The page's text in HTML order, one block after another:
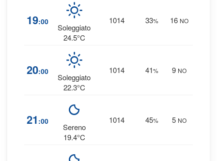
19:00
Soleggiato
24.5°C
1014 33% 16 NO
20:00
Soleggiato
22.3°C
1014 41% 9 NO
21 :00
Sereno
19.4°C
1014 45% 5 NO